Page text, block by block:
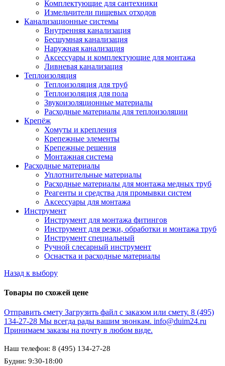
Комплектующие для сантехники
Измельчители пищевых отходов
Канализационные системы
Внутренняя канализация
Бесшумная канализация
Наружная канализация
Аксессуары и комплектующие для монтажа
Ливневая канализация
Теплоизоляция
Теплоизоляция для труб
Теплоизоляция для пола
Звукоизоляционные материалы
Расходные материалы для теплоизоляции
Крепёж
Хомуты и крепления
Крепежные элементы
Крепежные решения
Монтажная система
Расходные материалы
Уплотнительные материалы
Расходные материалы для монтажа медных труб
Реагенты и средства для промывки систем
Аксессуары для монтажа
Инструмент
Инструмент для монтажа фитингов
Инструмент для резки, обработки и монтажа труб
Инструмент специальный
Ручной слесарный инструмент
Оснастка и расходные материалы
Назад к выбору
Товары по схожей цене
Отправить смету Загрузить файл с заказом или смету. 8 (495)
134-27-28 Мы всегда рады вашим звонкам. info@duim24.ru
Принимаем заказы на почту в любом виде.
Наш телефон: 8 (495) 134-27-28
Будни: 9:30-18:00